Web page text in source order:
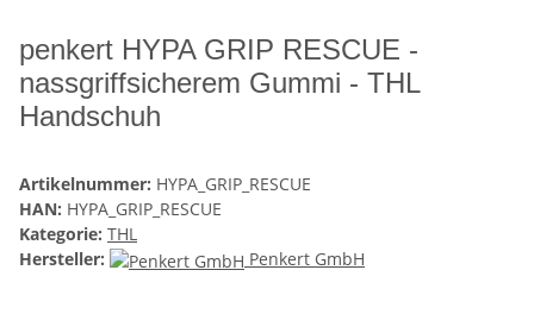
penkert HYPA GRIP RESCUE -
nassgriffsicherem Gummi - THL
Handschuh
Artikelnummer: HYPA_GRIP_RESCUE
HAN: HYPA_GRIP_RESCUE
Kategorie: THL
Hersteller:
Penkert GmbH